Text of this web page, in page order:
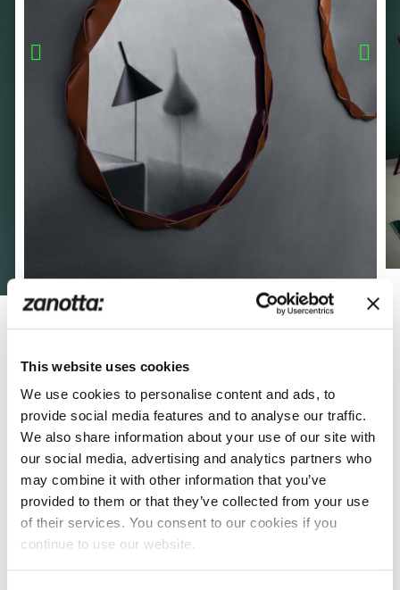
This website uses cookies
We use cookies to personalise content and ads, to
provide social media features and to analyse our traffic.
We also share information about your use of our site with
our social media, advertising and analytics partners who
may combine it with other information that you’ve
provided to them or that they’ve collected from your use
of their services. You consent to our cookies if you
continue to use our website.